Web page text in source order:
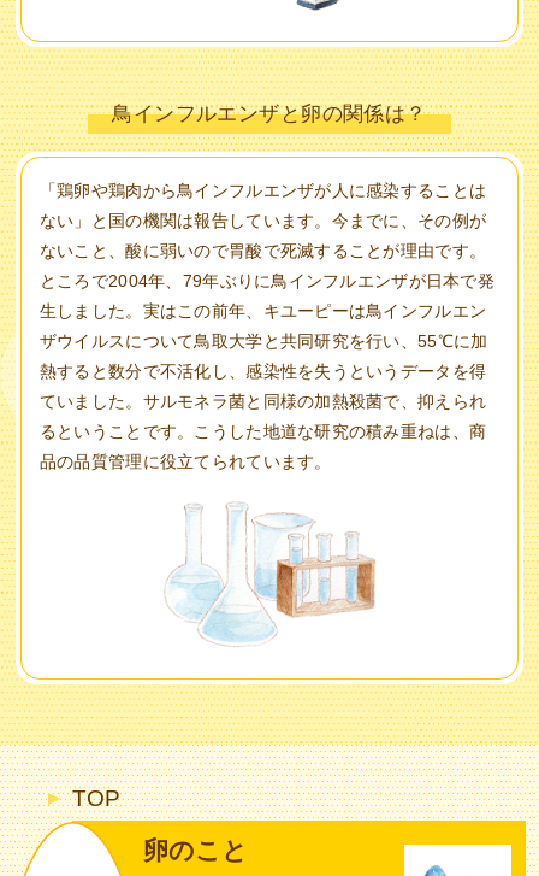
鳥インフルエンザと卵の関係は？
「鶏卵や鶏肉から鳥インフルエンザが人に感染することは
ない」と国の機関は報告しています。今までに、その例が
ないこと、酸に弱いので胃酸で死滅することが理由です。
ところで2004年、79年ぶりに鳥インフルエンザが日本で発
生しました。実はこの前年、キユーピーは鳥インフルエン
ザウイルスについて鳥取大学と共同研究を行い、55℃に加
熱すると数分で不活化し、感染性を失うというデータを得
ていました。サルモネラ菌と同様の加熱殺菌で、抑えられ
るということです。こうした地道な研究の積み重ねは、商
品の品質管理に役立てられています。
TOP
卵のこと